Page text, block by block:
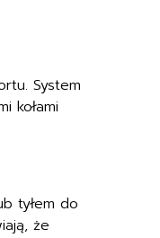
System
kołami
tyłem do
że